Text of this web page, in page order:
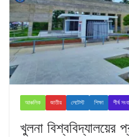
আঞ্চলিক জাতীয় লেটেস্ট শিক্ষা শীর্ষ
খুলনা বিশ্ববিদ্যালয়ের